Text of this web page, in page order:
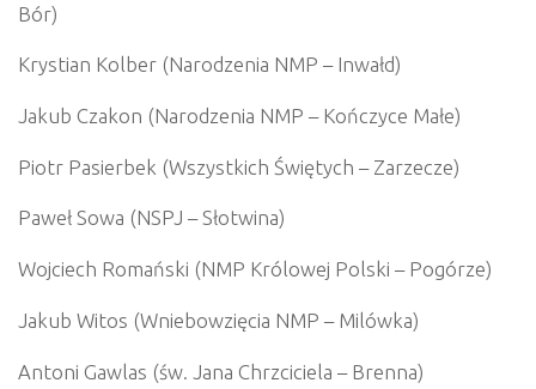
Bór)
Krystian Kolber (Narodzenia NMP – Inwałd)
Jakub Czakon (Narodzenia NMP – Kończyce Małe)
Piotr Pasierbek (Wszystkich Świętych – Zarzecze)
Paweł Sowa (NSPJ – Słotwina)
Wojciech Romański (NMP Królowej Polski – Pogórze)
Jakub Witos (Wniebowzięcia NMP – Milówka)
Antoni Gawlas (św. Jana Chrzciciela – Brenna)